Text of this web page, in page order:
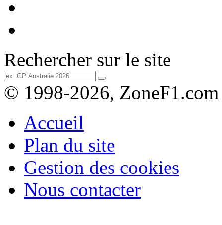
Rechercher sur le site
© 1998-2026, ZoneF1.com
Accueil
Plan du site
Gestion des cookies
Nous contacter